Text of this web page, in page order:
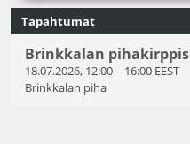
Tapahtumat
Brinkkalan pihakirppis
18.07.2026, 12:00– 16:00 EEST
Brinkkalan piha